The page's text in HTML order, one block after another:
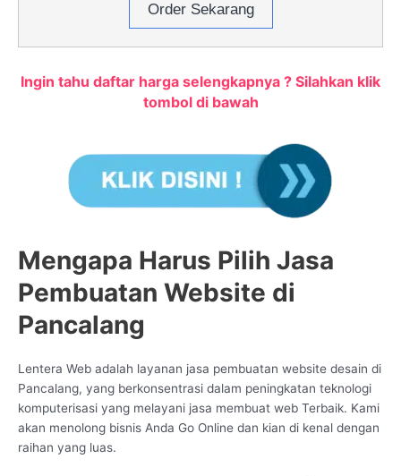
Order Sekarang
Ingin tahu daftar harga selengkapnya ? Silahkan klik
tombol di bawah
Mengapa Harus Pilih Jasa
Pembuatan Website di
Pancalang
Lentera Web adalah layanan jasa pembuatan website desain di
Pancalang, yang berkonsentrasi dalam peningkatan teknologi
komputerisasi yang melayani jasa membuat web Terbaik. Kami
akan menolong bisnis Anda Go Online dan kian di kenal dengan
raihan yang luas.